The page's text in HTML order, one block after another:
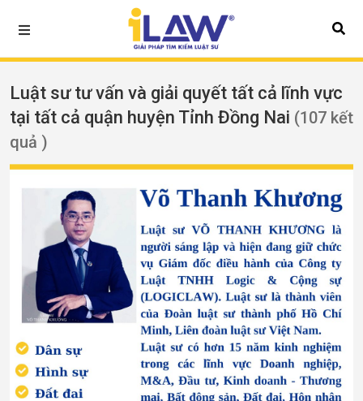
Luật sư tư vấn và giải quyết tất cả lĩnh vực
tại tất cả quận huyện Tỉnh Đồng Nai (107 kết
quả )